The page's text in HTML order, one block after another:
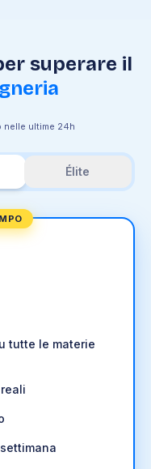
superare il
nelle ultime 24h
Élite
tutte le materie